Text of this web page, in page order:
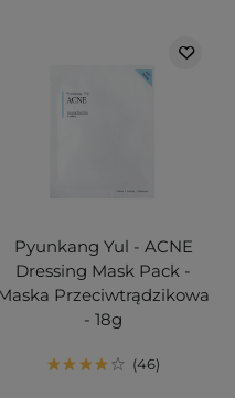
Pyunkang Yul - ACNE
Dressing Mask Pack -
Przeciwtrądzikowa
- 18g
46